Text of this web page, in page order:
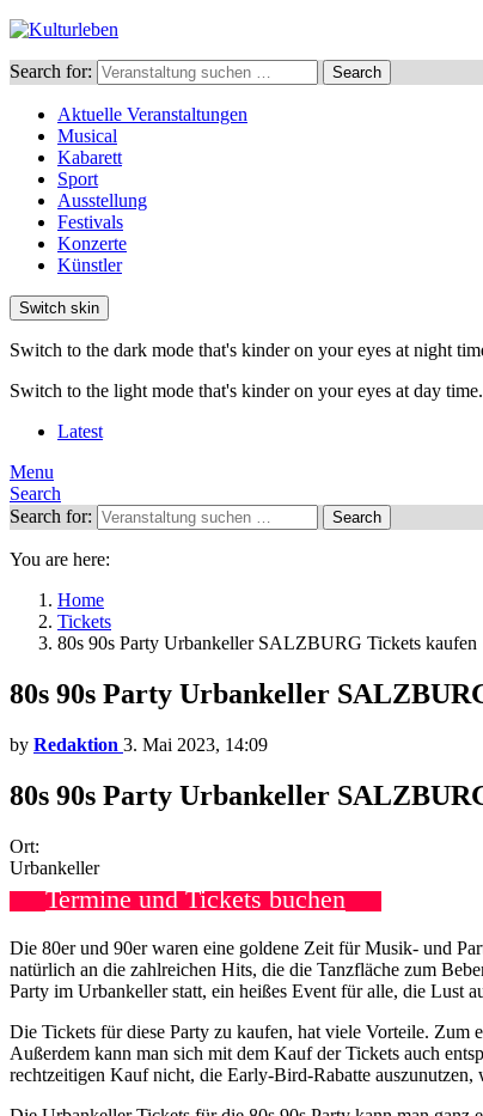
Search for: Search
Aktuelle Veranstaltungen
Musical
Kabarett
Sport
Ausstellung
Festivals
Konzerte
Künstler
Switch skin
Switch to the dark mode that's kinder on your eyes at night
Switch to the light mode that's kinder on your eyes at day time.
Latest
Menu
Search
Search for:
Search
You are here:
Home
Tickets
80s 90s Party Urbankeller SALZBURG Tickets kaufen
80s 90s Party Urbankeller
by Redaktion 3. Mai 2023, 14:09
80s 90s Party Urbankeller
Ort:
Urbankeller
Termine und Tickets buchen
Die 80er und 90er waren eine goldene Zeit für Musik- und
natürlich an die zahlreichen Hits, die die Tanzfläche zum
Party im Urbankeller statt, ein heißes Event für alle, die Lust
Die Tickets für diese Party zu kaufen, hat viele Vorteile. Zum
Außerdem kann man sich mit dem Kauf der Tickets auch
rechtzeitigen Kauf nicht, die Early-Bird-Rabatte auszunutzen,